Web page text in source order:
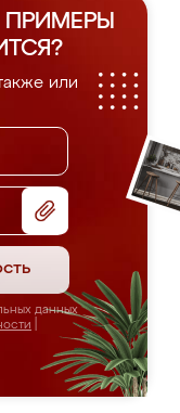
ПРИМЕРЫ
или
данных